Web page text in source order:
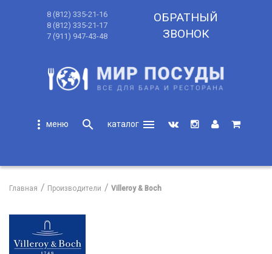
8 (812) 335-21-16
8 (812) 335-21-17
7 (911) 947-43-48
ОБРАТНЫЙ
ЗВОНОК
more_vert search
menu
Главная Производители Villeroy & Boch